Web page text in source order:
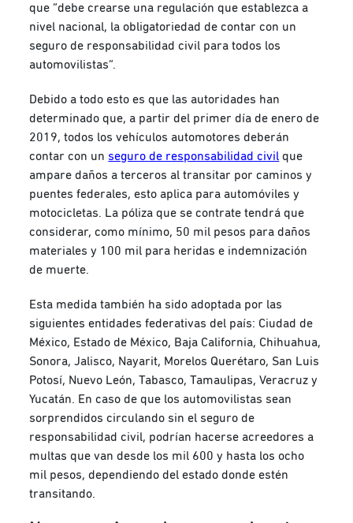
que “debe crearse una regulación que establezca a
nivel nacional, la obligatoriedad de contar con un
seguro de responsabilidad civil para todos los
automovilistas”.
Debido a todo esto es que las autoridades han
determinado que, a partir del primer día de enero de
2019, todos los vehículos automotores deberán
contar con unseguro de responsabilidad civil que
ampare daños a terceros al transitar por caminos y
puentes federales, esto aplica para automóviles y
motocicletas. La póliza que se contrate tendrá que
considerar, como mínimo, 50 mil pesos para daños
materiales y 100 mil para heridas e indemnización
de muerte.
Esta medida también ha sido adoptada por las
siguientes entidades federativas del país: Ciudad de
México, Estado de México, Baja California, Chihuahua,
Sonora, Jalisco, Nayarit, Morelos Querétaro, San Luis
Potosí, Nuevo León, Tabasco, Tamaulipas, Veracruz y
Yucatán. En caso de que los automovilistas sean
sorprendidos circulando sin el seguro de
responsabilidad civil, podrían hacerse acreedores a
multas que van desde los mil 600 y hasta los ocho
mil pesos, dependiendo del estado donde estén
transitando.